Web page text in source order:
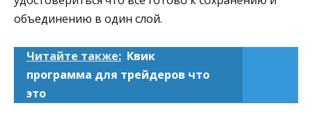
объединению в один слой.
Читайте также: Квик
программа для трейдеров что
это